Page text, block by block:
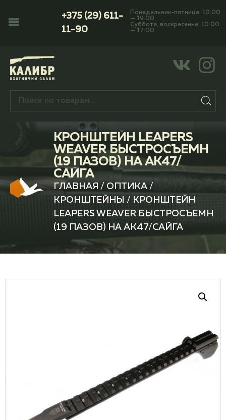
+375 (29) 611-
11-90
Понедельник-пятница: 10:00
— 19:00
Суббота, воскресенье: 10:00
— 17:00
КРОНШТЕЙН LEAPERS
WEAVER БЫСТРОСЪЕМН
(19 ПАЗОВ) НА АК47/
САЙГА
ГЛАВНАЯ / ОПТИКА/
КРОНШТЕЙНЫ / КРОНШТЕЙН
LEAPERS WEAVER БЫСТРОСЪЕМН
(19 ПАЗОВ) НА АК47/САЙГА